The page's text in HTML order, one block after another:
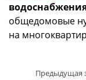
общедомовые
на
Предыдущая